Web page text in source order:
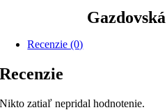
Recenzie (0)
Recenzie
Nikto zatiaľ nepridal hodnotenie.